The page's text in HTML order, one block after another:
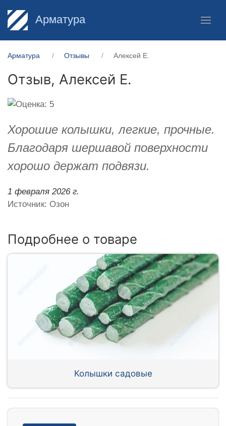
Арматура
Арматура Отзывы Алексей Е.
Отзыв, Алексей Е.
Хорошие колышки, легкие, прочные.
Благодаря шершавой поверхности
хорошо держат подвязи.
1 февраля 2026 г.
Источник: Озон
Подробнее о товаре
Колышки садовые